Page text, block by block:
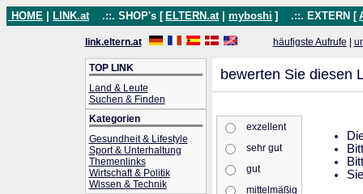
HOME LINK.at .::. SHOP's [ ELTERN.at myboshi ] .::. EXTERN [
link.eltern.at häufigste Aufrufe
TOP LINK
Land & Leute
Suchen & Finden
Kategorien
Gesundheit & Lifestyle
Sport & Unterhaltung
Themenlinks
Wirtschaft & Politik
Wissen & Technik
bewerten Sie diesen
exzellent
sehr gut
gut
mittelmäßig